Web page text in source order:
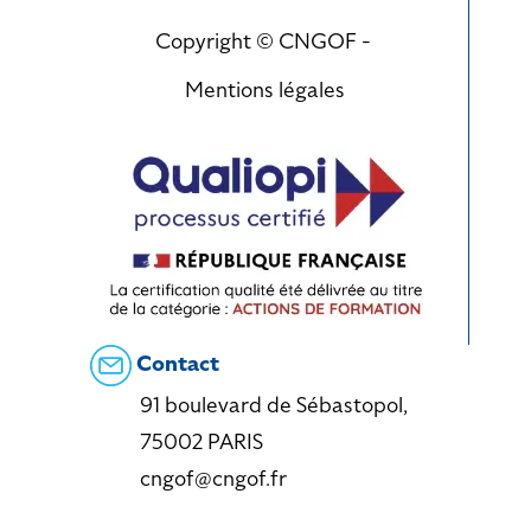
Copyright © CNGOF -
Mentions légales
Contact
91 boulevard de Sébastopol,
75002 PARIS
cngof@cngof.fr